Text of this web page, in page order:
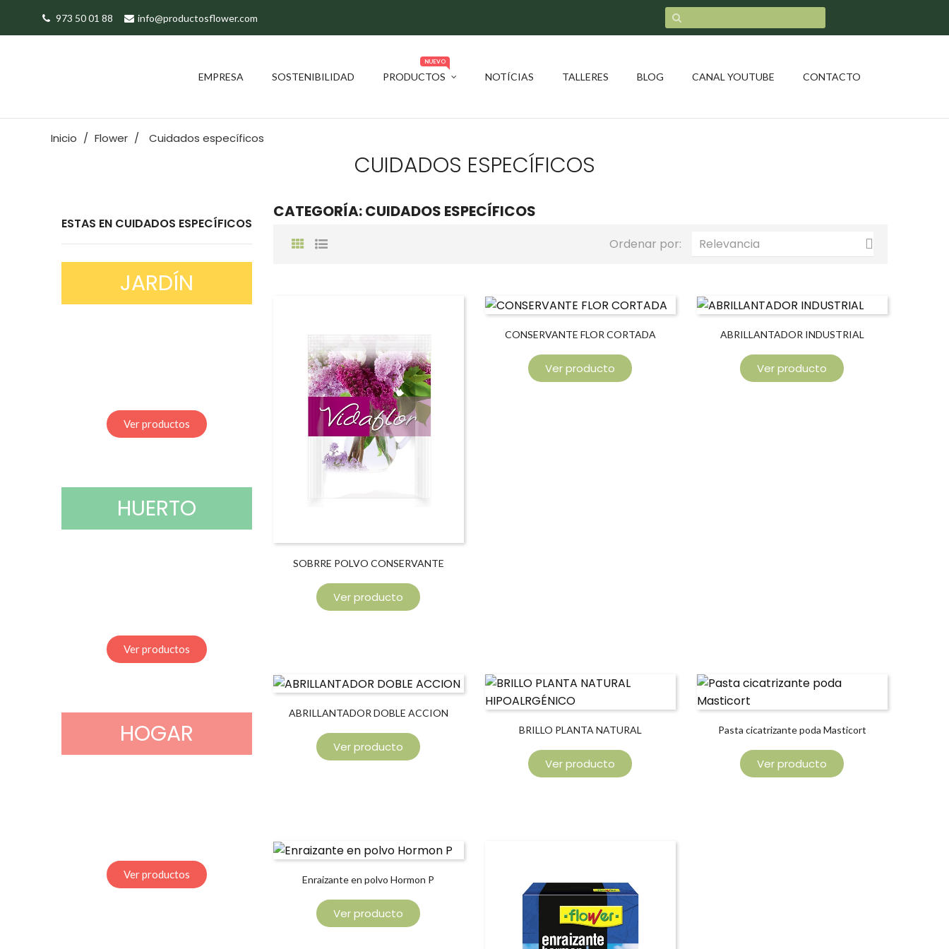
973 50 01 88 info@productosflower.com
EMPRESA SOSTENIBILIDAD PRODUCTOS
NUEVO
NOTÍCIAS TALLERES BLOG CANAL YOUTUBE CONTACTO
Inicio Flower Cuidados específicos
CUIDADOS ESPECÍFICOS
ESTAS EN CUIDADOS ESPECÍFICOS
JARDÍN
Ver productos
HUERTO
Ver productos
HOGAR
Ver productos
CATEGORÍA: CUIDADOS ESPECÍFICOS
Ordenar por: Relevancia 
SOBRRE POLVO CONSERVANTE
Ver producto
CONSERVANTE FLOR CORTADA
Ver producto
ABRILLANTADOR INDUSTRIAL
Ver producto
ABRILLANTADOR DOBLE ACCION
Ver producto
BRILLO PLANTA NATURAL
Ver producto
Pasta cicatrizante poda Masticort
Ver producto
Enraizante en polvo Hormon P
Ver producto